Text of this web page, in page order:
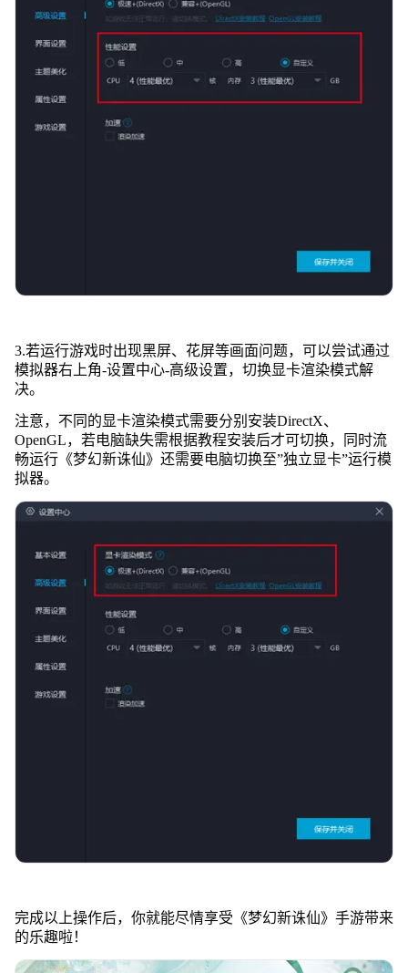
3.若运行游戏时出现黑屏、花屏等画面问题，可以尝试通过
模拟器右上角-设置中心-高级设置，切换显卡渲染模式解
决。
注意，不同的显卡渲染模式需要分别安装DirectX、
OpenGL，若电脑缺失需根据教程安装后才可切换，同时流
畅运行《梦幻新诛仙》还需要电脑切换至”独立显卡”运行模
拟器。
完成以上操作后，你就能尽情享受《梦幻新诛仙》手游带来
的乐趣啦！